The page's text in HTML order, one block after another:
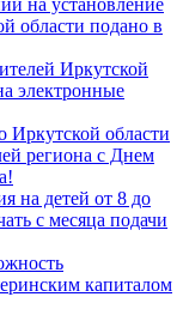
области подано в
Иркутской
электронные
области
региона с Днем
на детей от 8 до
с месяца подачи
капиталом